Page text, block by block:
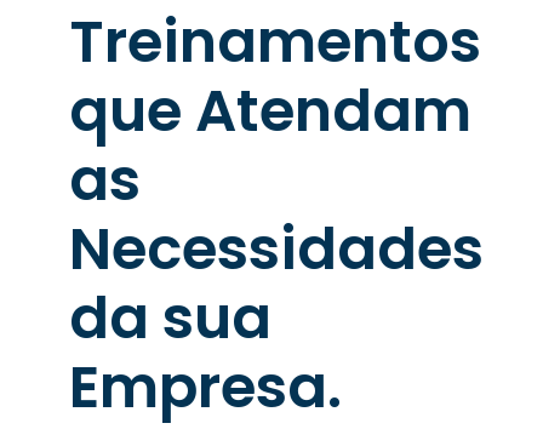
Treinamentos
que Atendam
as
Necessidades
da sua
Empresa.